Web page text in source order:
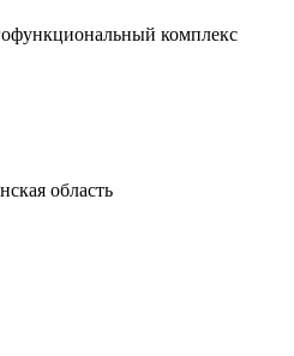
комплекс
область